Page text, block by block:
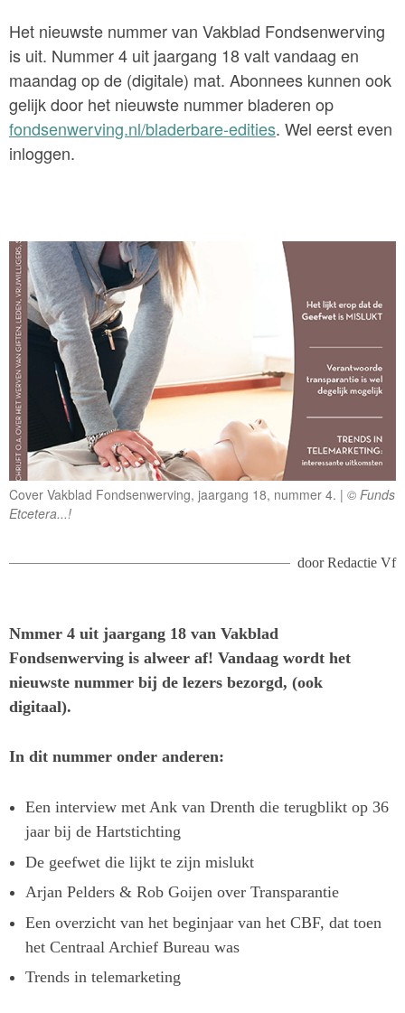
Het nieuwste nummer van Vakblad Fondsenwerving
is uit. Nummer 4 uit jaargang 18 valt vandaag en
maandag op de (digitale) mat. Abonnees kunnen ook
gelijk door het nieuwste nummer bladeren op
fondsenwerving.nl/bladerbare-edities. Wel eerst even
inloggen.
Cover Vakblad Fondsenwerving, jaargang 18, nummer 4.
© Funds
Etcetera...!
doorRedactie Vf
Nmmer 4 uit jaargang 18 van Vakblad
Fondsenwerving is alweer af! Vandaag wordt het
nieuwste nummer bij de lezers bezorgd, (ook
digitaal).
In dit nummer onder anderen:
Een interview met Ank van Drenth die terugblikt op 36
jaar bij de Hartstichting
De geefwet die lijkt te zijn mislukt
Arjan Pelders & Rob Goijen over Transparantie
Een overzicht van het beginjaar van het CBF, dat toen
het Centraal Archief Bureau was
Trends in telemarketing